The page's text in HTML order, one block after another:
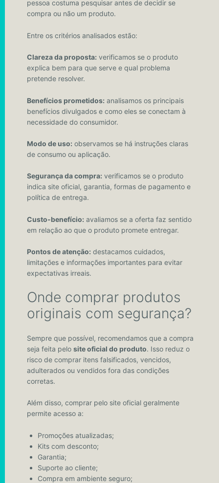
pessoa costuma pesquisar antes de decidir se
compra ou não um produto.
Entre os critérios analisados estão:
Clareza da proposta: verificamos se o produto
explica bem para que serve e qual problema
pretende resolver.
Benefícios prometidos: analisamos os principais
benefícios divulgados e como eles se conectam à
necessidade do consumidor.
Modo de uso: observamos se há instruções claras
de consumo ou aplicação.
Segurança da compra: verificamos se o produto
indica site oficial, garantia, formas de pagamento e
política de entrega.
Custo-benefício: avaliamos se a oferta faz sentido
em relação ao que o produto promete entregar.
Pontos de atenção: destacamos cuidados,
limitações e informações importantes para evitar
expectativas irreais.
Onde comprar produtos
originais com segurança?
Sempre que possível, recomendamos que a compra
seja feita pelo site oficial do produto. Isso reduz o
risco de comprar itens falsificados, vencidos,
adulterados ou vendidos fora das condições
corretas.
Além disso, comprar pelo site oficial geralmente
permite acesso a:
Promoções atualizadas;
Kits com desconto;
Garantia;
Suporte ao cliente;
Compra em ambiente seguro;